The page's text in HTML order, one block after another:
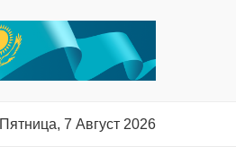
Пятница, 7 Август 2026